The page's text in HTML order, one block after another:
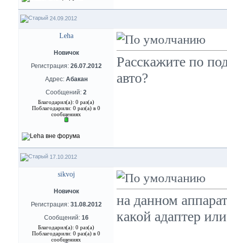
24.09.2012
Leha
Новичок
Регистрация: 26.07.2012
Адрес: Абакан
Сообщений: 2
Благодарил(а): 0 раз(а)
Поблагодарили: 0 раз(а) в 0
сообщениях
Расскажите по
авто?
17.10.2012
sikvoj
Новичок
Регистрация: 31.08.2012
Сообщений: 16
Благодарил(а): 0 раз(а)
Поблагодарили: 0 раз(а) в 0
сообщениях
на данном
какой адаптер